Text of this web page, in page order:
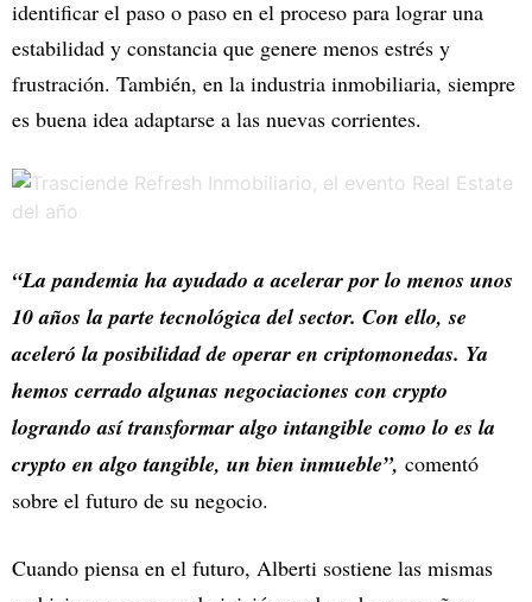
identificar el paso o paso en el proceso para lograr una
estabilidad y constancia que genere menos estrés y
frustración. También, en la industria inmobiliaria, siempre
es buena idea adaptarse a las nuevas corrientes.
“La pandemia ha ayudado a acelerar por lo menos unos
10 años la parte tecnológica del sector. Con ello, se
aceleró la posibilidad de operar en criptomonedas. Ya
hemos cerrado algunas negociaciones con crypto
logrando así transformar algo intangible como lo es la
crypto en algo tangible, un bien inmueble”, comentó
sobre el futuro de su negocio.
Cuando piensa en el futuro, Alberti sostiene las mismas